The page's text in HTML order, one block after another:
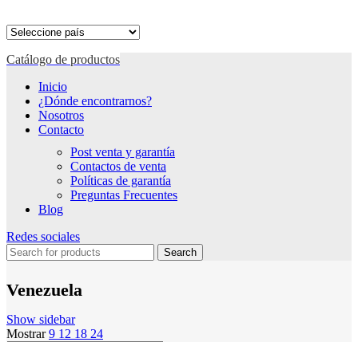
Catálogo de productos
Inicio
¿Dónde encontrarnos?
Nosotros
Contacto
Post venta y garantía
Contactos de venta
Políticas de garantía
Preguntas Frecuentes
Blog
Redes sociales
Search
Venezuela
Show sidebar
Mostrar9 12 18 24